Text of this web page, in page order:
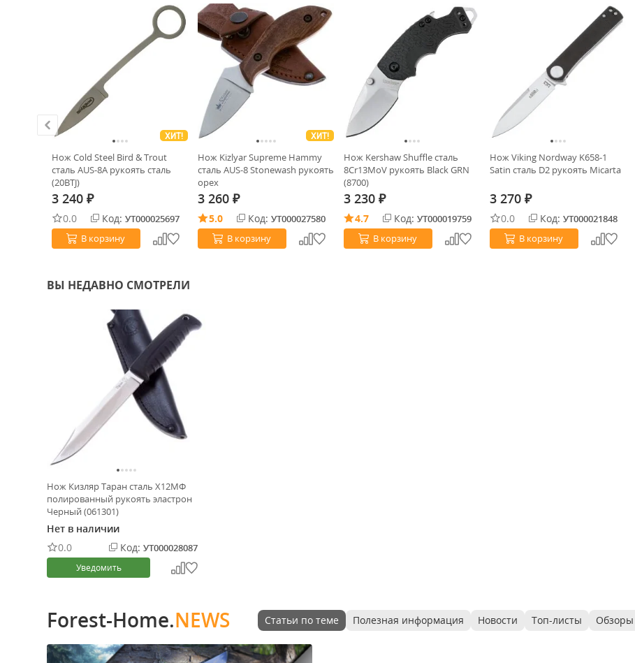
ХИТ!
Нож Cold Steel Bird & Trout
сталь AUS-8A рукоять сталь
(20BTJ)
3 240 ₽
0.0 Код: УТ000025697
В корзину
ХИТ!
Нож Kizlyar Supreme Hammy
сталь AUS-8 Stonewash рукоять
орех
3 260 ₽
5.0 Код: УТ000027580
В корзину
Нож Kershaw Shuffle cталь
8Cr13MoV рукоять Black GRN
(8700)
3 230 ₽
4.7 Код: УТ000019759
В корзину
Нож Viking Nordway K658-1
Satin сталь D2 рукоять Micarta
3 270 ₽
0.0 Код: УТ000021848
В корзину
ВЫ НЕДАВНО СМОТРЕЛИ
Нож Кизляр Таран сталь Х12МФ
полированный рукоять эластрон
Черный (061301)
Нет в наличии
0.0
Код: УТ000028087
Уведомить
Forest-Home.NEWS Статьи по теме Полезная информация Новости Топ-листы Обзоры